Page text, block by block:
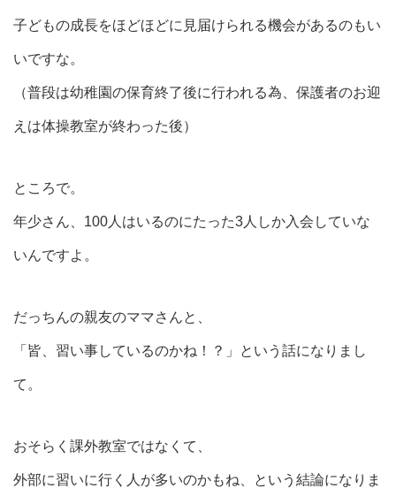
子どもの成長をほどほどに見届けられる機会があるのもい
いですな。
（普段は幼稚園の保育終了後に行われる為、保護者のお迎
えは体操教室が終わった後）
ところで。
年少さん、100人はいるのにたった3人しか入会していな
いんですよ。
だっちんの親友のママさんと、
「皆、習い事しているのかね！？」という話になりまし
て。
おそらく課外教室ではなくて、
外部に習いに行く人が多いのかもね、という結論になりま